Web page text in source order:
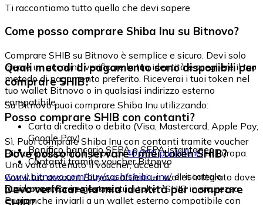
Ti raccontiamo tutto quello che devi sapere
Come posso comprare Shiba Inu su Bitnovo?
Comprare SHIB su Bitnovo è semplice e sicuro. Devi solo
creare un account, verificare la tua identità e scegliere il tuo
metodo di pagamento preferito. Riceverai i tuoi token nel
tuo wallet Bitnovo o in qualsiasi indirizzo esterno
compatibile.
Quali metodi di pagamento sono disponibili per
comprare SHIB?
Su Bitnovo puoi comprare Shiba Inu utilizzando:
Carta di credito o debito (Visa, Mastercard, Apple Pay,
Google Pay)
Bonifico bancario SEPA o SEPA istantaneo
Contanti tramite voucher Bitnovo
Posso comprare SHIB con contanti?
Sì. Puoi comprare Shiba Inu con contanti tramite voucher
Bitnovo, disponibili in più di40.000 punti fisiciin Europa.
Una volta ottenuto il voucher, accedi a:
www.bitnovo.com/buy/cash/shiba-inu/e riscattalo
rapidamente e in sicurezza.
Dove posso conservare i miei token SHIB?
Con il tuo account Bitnovo ottieni un wallet integrato dove
puoi conservare e gestire i tuoi token SHIB in sicurezza.
Puoi anche inviarli a un wallet esterno compatibile con
Devo verificare la mia identità per comprare